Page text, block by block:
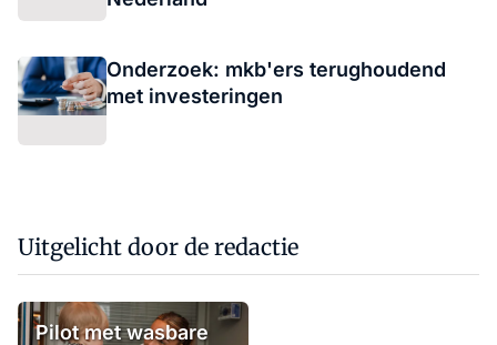
Onderzoek: mkb'ers terughoudend
met investeringen
Uitgelicht door de redactie
Pilot met wasbare